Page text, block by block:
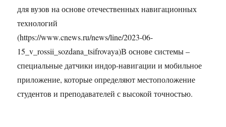
для вузов на основе отечественных навигационных
технологий
(https://www.cnews.ru/news/line/2023-06-
15_v_rossii_sozdana_tsifrovaya)В основе системы –
специальные датчики индор-навигации и мобильное
приложение, которые определяют местоположение
студентов и преподавателей с высокой точностью.